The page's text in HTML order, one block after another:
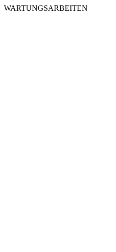
WARTUNGSARBEITEN